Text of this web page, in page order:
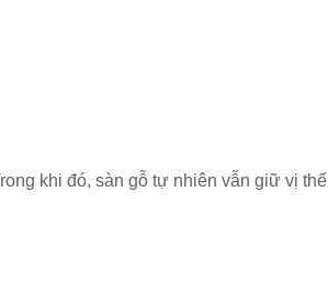
khi đó, sàn gỗ tự nhiên vẫn giữ vị thế